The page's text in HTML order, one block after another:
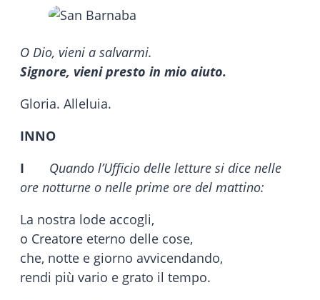
O Dio, vieni a salvarmi.
Signore, vieni presto in mio aiuto.
Gloria. Alleluia.
INNO
I Quando l’Ufficio delle letture si dice nelle
ore notturne o nelle prime ore del mattino:
La nostra lode accogli,
o Creatore eterno delle cose,
che, notte e giorno avvicendando,
rendi più vario e grato il tempo.